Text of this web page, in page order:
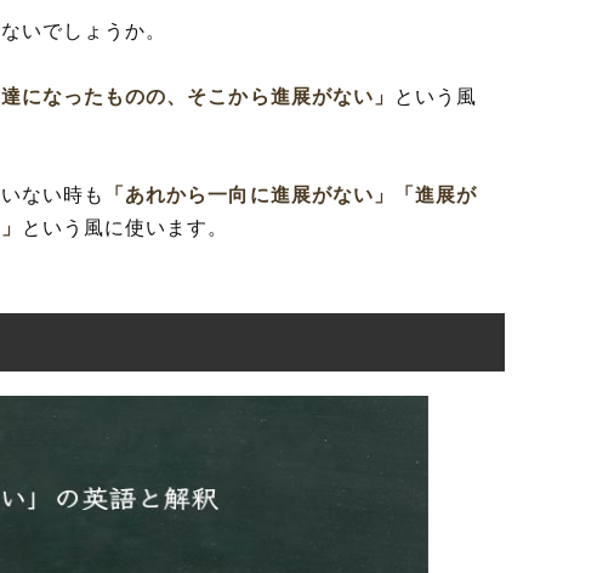
いでしょうか。
達になったものの、そこから進展がない」
という風
ない時も 「あれから一向に進展がない」
「進展が
という風に使います。